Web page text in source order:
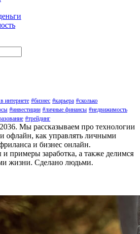
интернете #бизнес #карьера #сколько
#инвестиции #личные финансы #недвижимость
#трейдинг
Мы рассказываем про технологии
и офлайн, как управлять личными
и бизнес онлайн.
примеры заработка, а также делимся
жизни. Сделано людьми.